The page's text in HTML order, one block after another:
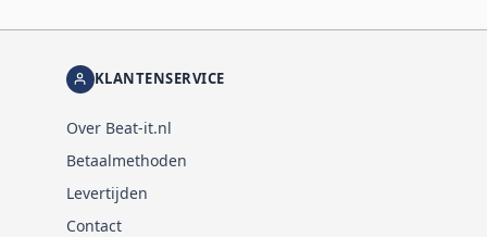
KLANTENSERVICE
Over Beat-it.nl
Betaalmethoden
Levertijden
Contact